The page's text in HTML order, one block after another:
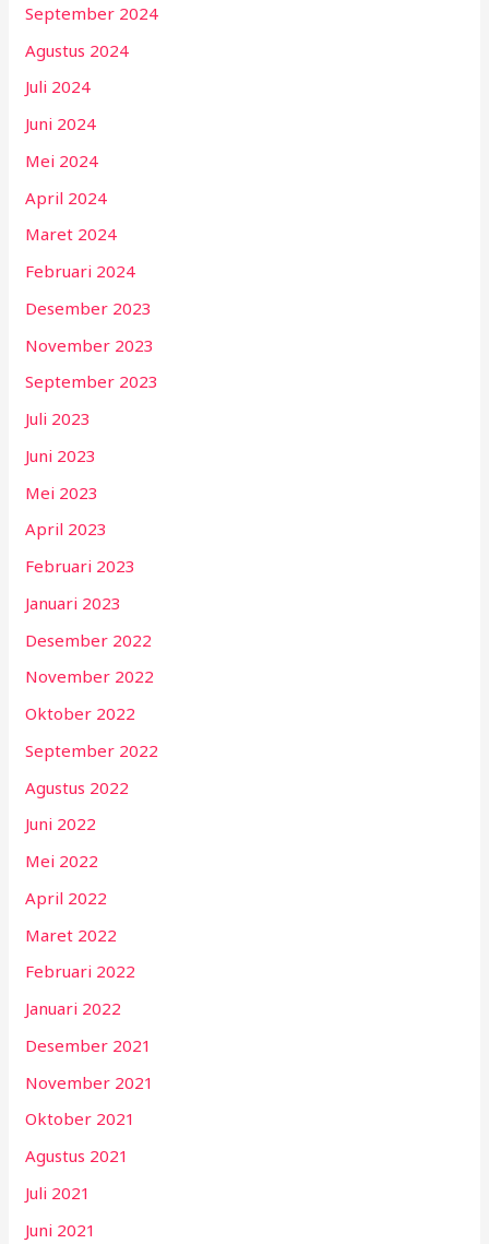
September 2024
Agustus 2024
Juli 2024
Juni 2024
Mei 2024
April 2024
Maret 2024
Februari 2024
Desember 2023
November 2023
September 2023
Juli 2023
Juni 2023
Mei 2023
April 2023
Februari 2023
Januari 2023
Desember 2022
November 2022
Oktober 2022
September 2022
Agustus 2022
Juni 2022
Mei 2022
April 2022
Maret 2022
Februari 2022
Januari 2022
Desember 2021
November 2021
Oktober 2021
Agustus 2021
Juli 2021
Juni 2021